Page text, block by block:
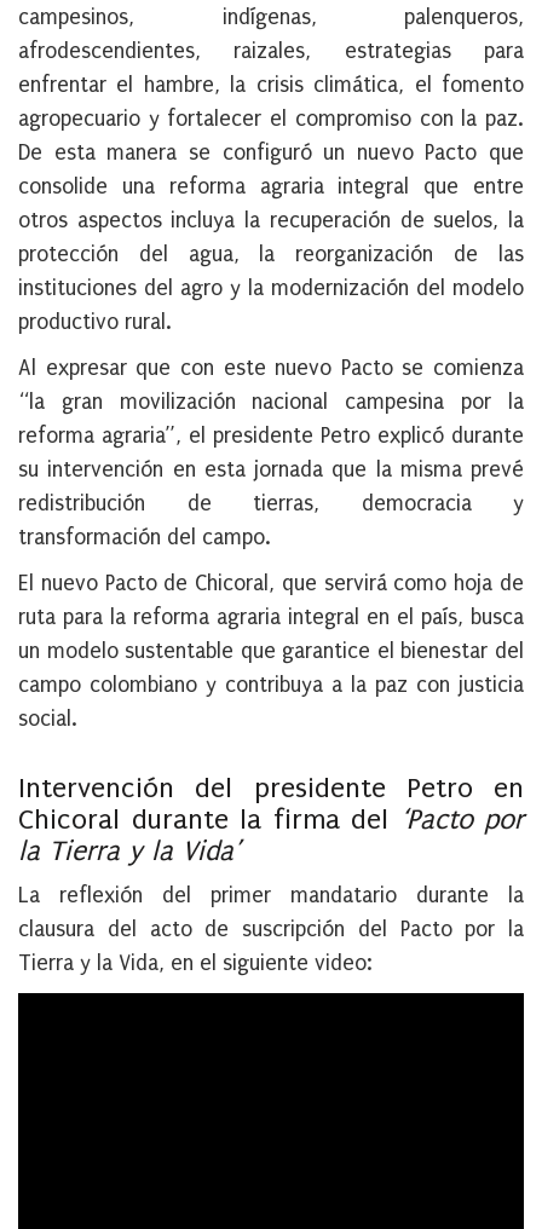
campesinos, indígenas, palenqueros,
afrodescendientes, raizales, estrategias para
enfrentar el hambre, la crisis climática, el fomento
agropecuario y fortalecer el compromiso con la paz.
De esta manera se configuró un nuevo Pacto que
consolide una reforma agraria integral que entre
otros aspectos incluya la recuperación de suelos, la
protección del agua, la reorganización de las
instituciones del agro y la modernización del modelo
productivo rural.
Al expresar que con este nuevo Pacto se comienza
“la gran movilización nacional campesina por la
reforma agraria”, el presidente Petro explicó durante
su intervención en esta jornada que la misma prevé
redistribución de tierras, democracia y
transformación del campo.
El nuevo Pacto de Chicoral, que servirá como hoja de
ruta para la reforma agraria integral en el país, busca
un modelo sustentable que garantice el bienestar del
campo colombiano y contribuya a la paz con justicia
social.​
Intervención del presidente Petro en
Chicoral durante la firma del ‘Pacto por
la Tierra y la Vida’
La reflexión del primer mandatario durante la
clausura del acto de suscripción del Pacto por la
Tierra y la Vida, en el siguiente video: